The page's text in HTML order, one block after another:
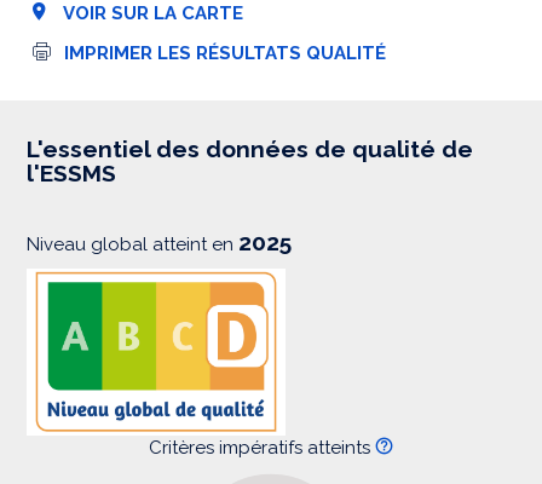
VOIR SUR LA CARTE
I
s
i
IMPRIMER LES RÉSULTATS QUALITÉ
L'essentiel des données de qualité de
l'ESSMS
Niveau global atteint en 2025
Critères impératifs atteints